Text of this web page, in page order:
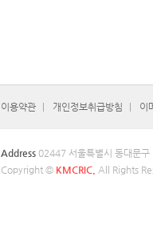
이용약관 개인정보취급방침 이
Address02447 서울특별시 동대문구
Copyright © KMCRIC. All Rights